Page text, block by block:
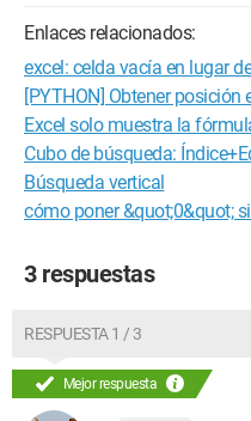
Enlaces relacionados:
excel: celda vacía en lugar
[PYTHON] Obtener posición
Excel solo muestra la
Cubo de búsqueda:
Búsqueda vertical
cómo poner &quot;0&quot;
3 respuestas
RESPUESTA 1 / 3
Mejor respuesta